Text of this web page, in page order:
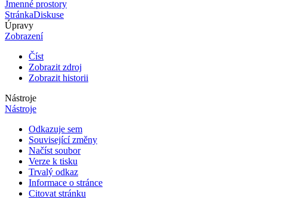
Jmenné prostory
StránkaDiskuse
Úpravy
Zobrazení
Číst
Zobrazit zdroj
Zobrazit historii
Nástroje
Nástroje
Odkazuje sem
Související změny
Načíst soubor
Verze k tisku
Trvalý odkaz
Informace o stránce
Citovat stránku